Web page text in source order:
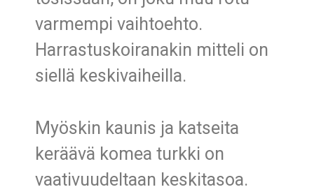
varmempi vaihtoehto.
Harrastuskoiranakin mitteli on
siellä keskivaiheilla.
Myöskin kaunis ja katseita
keräävä komea turkki on
vaativuudeltaan keskitasoa.